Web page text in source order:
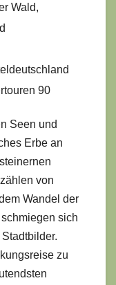
Wald,
Seen und
Erbe an
von
Wandel der
sich
zu